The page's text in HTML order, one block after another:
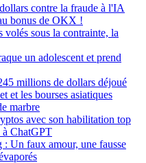
contre la fraude à l'IA
bonus de OKX !
sous la contrainte, la
un adolescent et prend
millions de dollars déjoué
et les bourses asiatiques
marbre
avec son habilitation top
à ChatGPT
Un faux amour, une fausse